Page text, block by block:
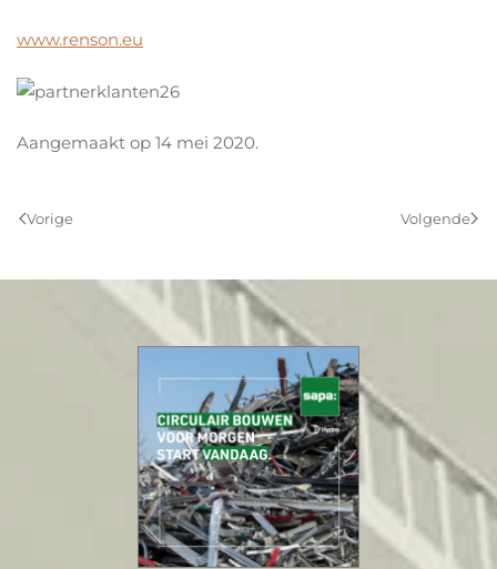
www.renson.eu
Aangemaakt op 14 mei 2020.
Vorige Volgende